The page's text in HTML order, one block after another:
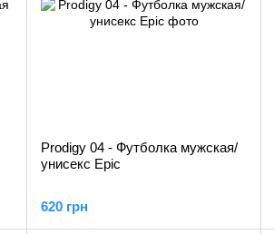
Prodigy 04 - Футболка мужская/
унисекс Epic
620 грн